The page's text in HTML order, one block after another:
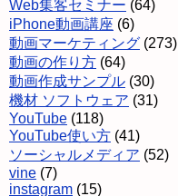
Web集客セミナー (64)
iPhone動画講座 (6)
動画マーケティング (273)
動画の作り方 (64)
動画作成サンプル (30)
機材 ソフトウェア (31)
YouTube (118)
YouTube使い方 (41)
ソーシャルメディア (52)
vine (7)
instagram (15)